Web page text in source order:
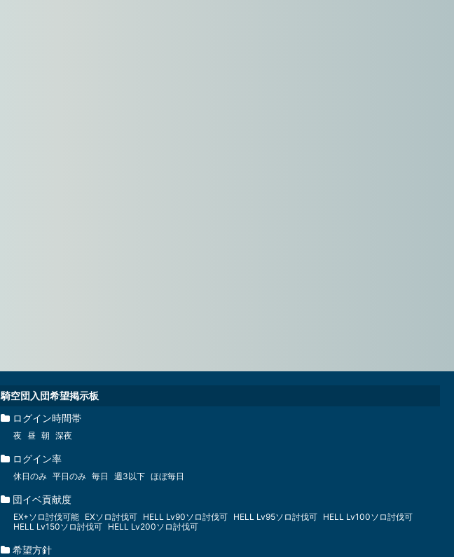
騎空団入団希望掲示板
ログイン時間帯
夜 昼 朝 深夜
ログイン率
休日のみ 平日のみ 毎日 週3以下 ほぼ毎日
団イベ貢献度
EX+ソロ討伐可能 EXソロ討伐可 HELL Lv90ソロ討伐可 HELL Lv95ソロ討伐可 HELL Lv100ソロ討伐可
HELL Lv150ソロ討伐可 HELL Lv200ソロ討伐可
希望方針